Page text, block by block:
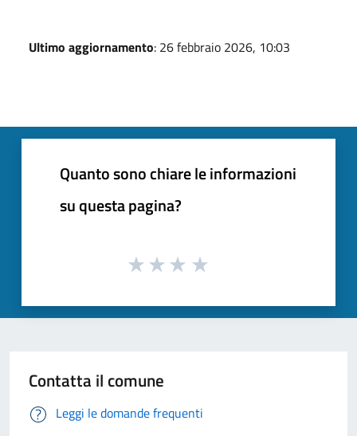
Ultimo aggiornamento: 26 febbraio 2026, 10:03
Quanto sono chiare le informazioni
su questa pagina?
Contatta il comune
Leggi le domande frequenti